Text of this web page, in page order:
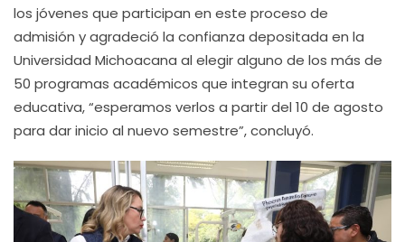
los jóvenes que participan en este proceso de
admisión y agradeció la confianza depositada en la
Universidad Michoacana al elegir alguno de los más de
50 programas académicos que integran su oferta
educativa, “esperamos verlos a partir del 10 de agosto
para dar inicio al nuevo semestre”, concluyó.